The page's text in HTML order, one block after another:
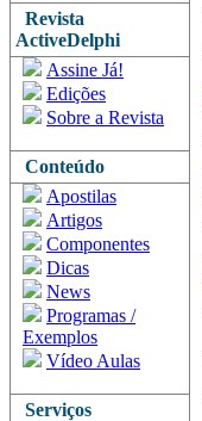
Revista
ActiveDelphi
Assine Já!
Edições
Sobre a Revista
Conteúdo
Apostilas
Artigos
Componentes
Dicas
News
Programas /
Exemplos
Vídeo Aulas
Serviços